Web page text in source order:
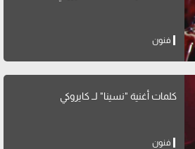
فنون
كلمات أغنية "نسينا" لــ كايروكي
فنون